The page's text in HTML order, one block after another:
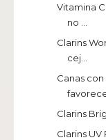
Vitamina
no ...
Clarins
cej...
Canas
Clarins
Clarins